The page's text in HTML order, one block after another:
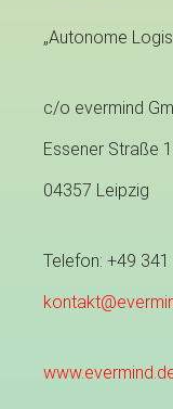
„Autonome
c/o evermind
Essener Straße
04357 Leipzig
Telefon: +49